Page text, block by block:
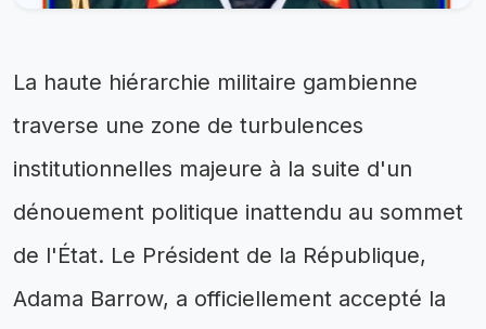
La haute hiérarchie militaire gambienne
traverse une zone de turbulences
institutionnelles majeure à la suite d'un
dénouement politique inattendu au sommet
de l'État. Le Président de la République,
Adama Barrow, a officiellement accepté la